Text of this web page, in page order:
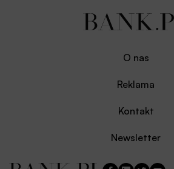
O nas
Reklama
Kontakt
Newsletter